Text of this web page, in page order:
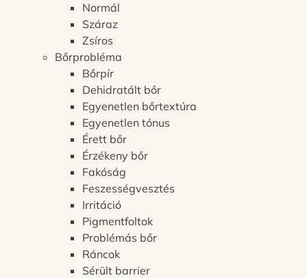
Normál
Száraz
Zsíros
Bőrprobléma
Bőrpír
Dehidratált bőr
Egyenetlen bőrtextúra
Egyenetlen tónus
Érett bőr
Érzékeny bőr
Fakóság
Feszességvesztés
Irritáció
Pigmentfoltok
Problémás bőr
Ráncok
Sérült barrier